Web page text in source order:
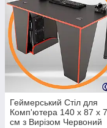
Геймерський Стіл для
Комп'ютера 140 x 87 x
см з Вирізом Червоний